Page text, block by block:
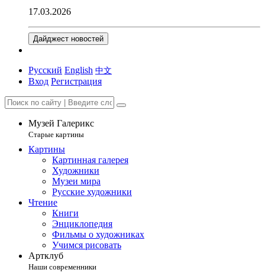
17.03.2026
Дайджест новостей
Русский English 中文
Вход Регистрация
Музей Галерикс
Старые картины
Картины
Картинная галерея
Художники
Музеи мира
Русские художники
Чтение
Книги
Энциклопедия
Фильмы о художниках
Учимся рисовать
Артклуб
Наши современники